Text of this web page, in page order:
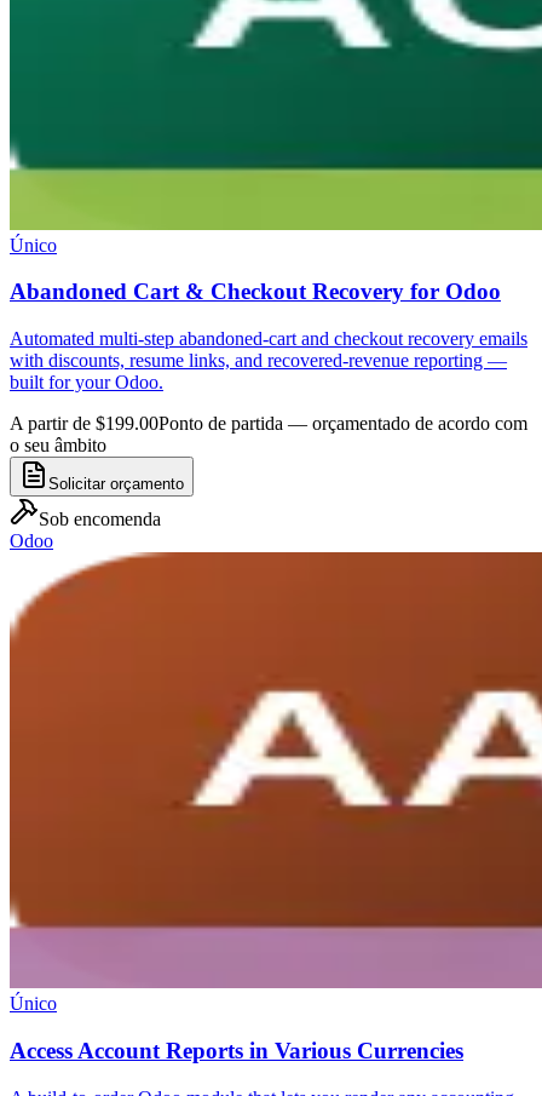
Único
Abandoned Cart & Checkout Recovery for Odoo
Automated multi-step abandoned-cart and checkout recovery emails
with discounts, resume links, and recovered-revenue reporting —
built for your Odoo.
A partir de $199.00Ponto de partida — orçamentado de acordo com
o seu âmbito
Solicitar orçamento
Sob encomenda
Odoo
Único
Access Account Reports in Various Currencies